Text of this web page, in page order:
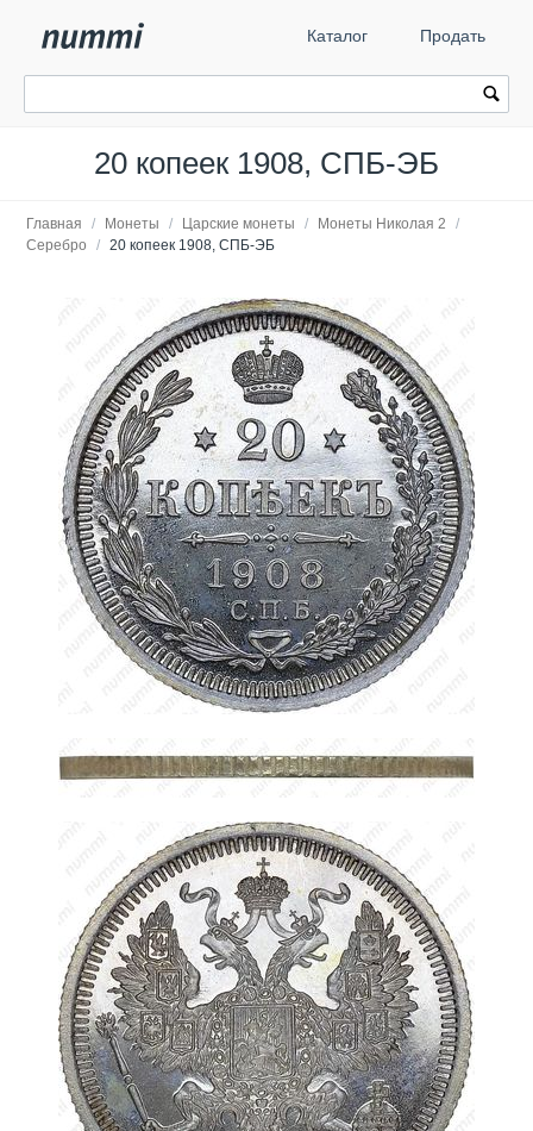
Каталог Продать
20 копеек 1908, СПБ-ЭБ
Главная / Монеты / Царские монеты / Монеты Николая 2
/
Серебро
/ 20 копеек 1908, СПБ-ЭБ